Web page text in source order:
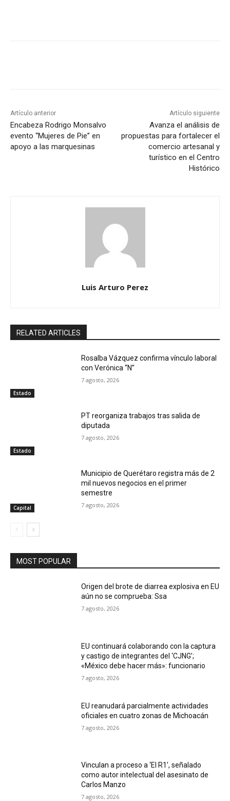
Artículo anterior
Encabeza Rodrigo Monsalvo
evento “Mujeres de Pie” en
apoyo a las marquesinas
Artículo siguiente
Avanza el análisis de
propuestas para fortalecer el
comercio artesanal y
turístico en el Centro
Histórico
Luis Arturo Perez
RELATED ARTICLES
Estado
Rosalba Vázquez confirma vínculo laboral
con Verónica “N”
7 agosto, 2026
Estado
PT reorganiza trabajos tras salida de
diputada
7 agosto, 2026
Capital
Municipio de Querétaro registra más de 2
mil nuevos negocios en el primer
semestre
7 agosto, 2026
MOST POPULAR
Origen del brote de diarrea explosiva en EU
aún no se comprueba: Ssa
7 agosto, 2026
EU continuará colaborando con la captura
y castigo de integrantes del ‘CJNG’;
«México debe hacer más»: funcionario
7 agosto, 2026
EU reanudará parcialmente actividades
oficiales en cuatro zonas de Michoacán
7 agosto, 2026
Vinculan a proceso a ‘El R1’, señalado
como autor intelectual del asesinato de
Carlos Manzo
7 agosto, 2026